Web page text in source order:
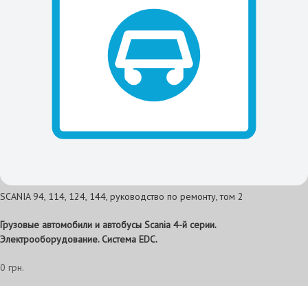
SCANIA 94, 114, 124, 144, руководство по ремонту, том 2
Грузовые автомобили и автобусы Scania 4-й серии.
Электрооборудование. Система EDC.
0 грн.